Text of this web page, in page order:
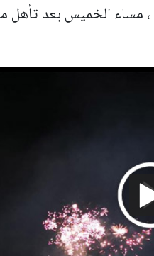
مساء الخميس بعد